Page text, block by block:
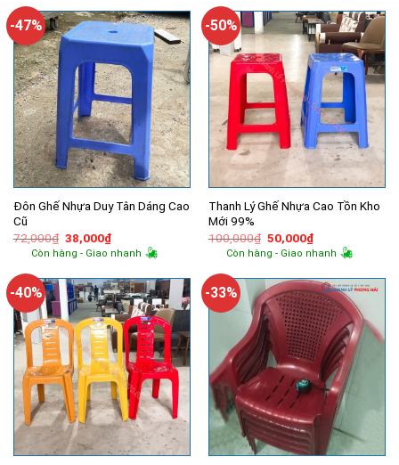
15,000₫.
28,000₫.
-47%
Đôn Ghế Nhựa Duy Tân Dáng Cao
Cũ
72,000₫ Giá
gốc
là:
38,000₫Giá
hiện
tại
38,000₫.
Còn hàng - Giao nhanh
-50%
Thanh Lý Ghế Nhựa Cao Tồn Kho
Mới 99%
100,000₫ Giá
gốc
là:
50,000₫Giá
hiện
tại
50,000₫.
Còn hàng - Giao nhanh
-40% -33%